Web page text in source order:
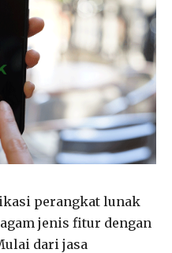
perangkat lunak
jenis fitur dengan
dari jasa